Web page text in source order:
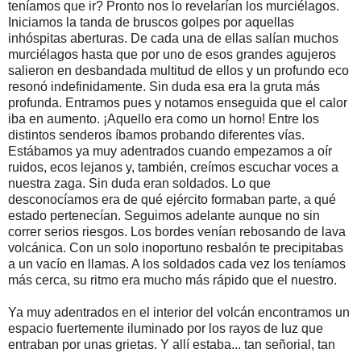
teníamos que ir? Pronto nos lo revelarían los murciélagos.
Iniciamos la tanda de bruscos golpes por aquellas
inhóspitas aberturas. De cada una de ellas salían muchos
murciélagos hasta que por uno de esos grandes agujeros
salieron en desbandada multitud de ellos y un profundo eco
resonó indefinidamente. Sin duda esa era la gruta más
profunda. Entramos pues y notamos enseguida que el calor
iba en aumento. ¡Aquello era como un horno! Entre los
distintos senderos íbamos probando diferentes vías.
Estábamos ya muy adentrados cuando empezamos a oír
ruidos, ecos lejanos y, también, creímos escuchar voces a
nuestra zaga. Sin duda eran soldados. Lo que
desconocíamos era de qué ejército formaban parte, a qué
estado pertenecían. Seguimos adelante aunque no sin
correr serios riesgos. Los bordes venían rebosando de lava
volcánica. Con un solo inoportuno resbalón te precipitabas
a un vacío en llamas. A los soldados cada vez los teníamos
más cerca, su ritmo era mucho más rápido que el nuestro.
Ya muy adentrados en el interior del volcán encontramos un
espacio fuertemente iluminado por los rayos de luz que
entraban por unas grietas. Y allí estaba... tan señorial, tan